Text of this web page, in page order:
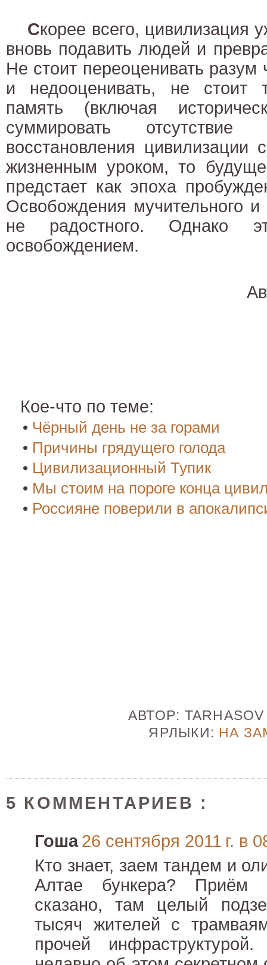
Скорее всего, цивилизация
вновь подавить людей и
Не стоит переоценивать разум
и недооценивать, не стоит
память (включая
суммировать
восстановления
жизненным уроком, то
предстает как эпоха
Освобождения мучительного и
не радостного. Однако
освобождением.
Кое-что по теме:
• Чёрный день не за горами
• Причины грядущего голода
• Цивилизационный Тупик
• Мы стоим на пороге конца
• Россияне поверили в
АВТОР:
ЯРЛЫКИ: НА
5 КОММЕНТАРИЕВ :
Гоша 26 сентября 2011 г. в
Кто знает, заем тандем и
Алтае бункера? Приём
сказано, там целый
тысяч жителей с
прочей